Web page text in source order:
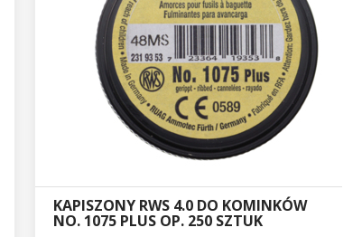
KAPISZONY RWS 4.0 DO KOMINKÓW
NO. 1075 PLUS OP. 250 SZTUK